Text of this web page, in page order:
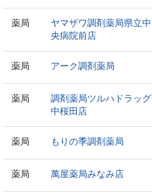
薬局
ヤマザワ調剤薬局県立中
央病院前店
薬局 アーク調剤薬局
薬局
調剤薬局ツルハドラッグ
中桜田店
薬局 もりの季調剤薬局
薬局 萬屋薬局みなみ店